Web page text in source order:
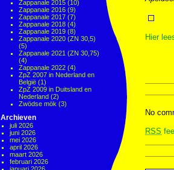
Zappanale 2015 (10)
Zappanale 2016 (9)
Zappanale 2017 (7)
Zappanale 2018 (4)
Zappanale 2019 (8)
Zappanale 2020 (ZN 30,5)
(5)
Zappanale 2021 (ZN 30,75)
(4)
Zappanale 2022 (4)
ZpZ 2007 in Nederland en
België (1)
ZpZ 2009 in Duitsland en
Nederland (2)
Zwödse mök (3)
Archieven
juli 2026
juni 2026
mei 2026
april 2026
maart 2026
februari 2026
Hier
No
RSS